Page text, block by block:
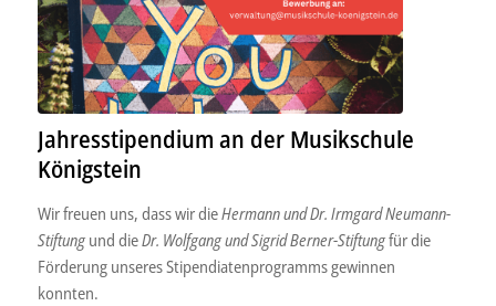
Jahresstipendium an der Musikschule
Königstein
Wir freuen uns, dass wir dieHermann und Dr. Irmgard Neumann-
Stiftungund dieDr. Wolfgang und Sigrid Berner-Stiftungfür die
Förderung unseres Stipendiatenprogramms gewinnen
konnten.